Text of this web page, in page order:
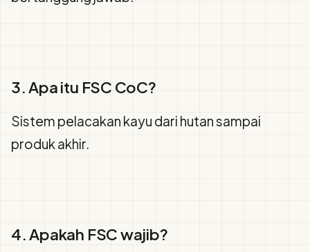
3. Apa itu FSC CoC?
Sistem pelacakan kayu dari hutan sampai
produk akhir.
4. Apakah FSC wajib?